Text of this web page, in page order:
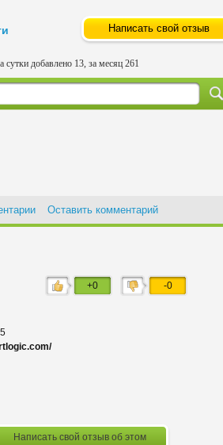
Написать свой отзыв
сутки добавлено 13, за месяц 261
Оставить комментарий
+0 -0
Написать свой отзыв об этом